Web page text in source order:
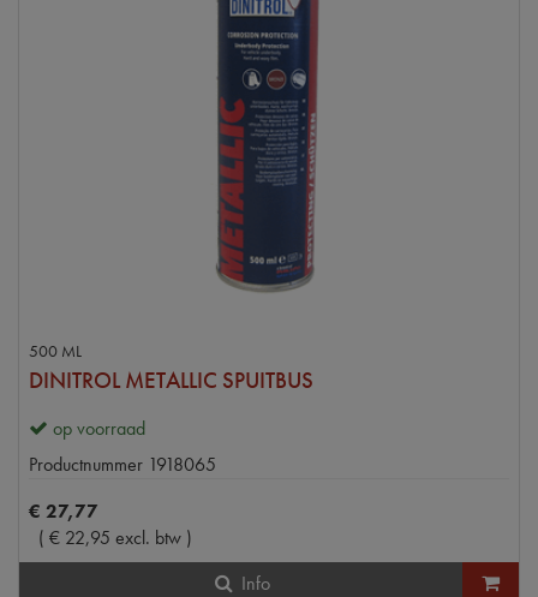
500 ML
DINITROL METALLIC SPUITBUS
op voorraad
Productnummer 1918065
€ 27,77
( € 22,95 excl. btw )
Info